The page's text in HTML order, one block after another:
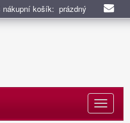
nákupní košík: prázdný